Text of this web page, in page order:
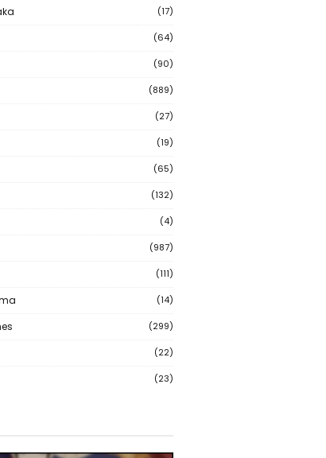
(17)
(64)
(90)
(889)
(27)
(19)
(65)
(132)
(4)
(987)
(111)
(14)
(299)
(22)
(23)